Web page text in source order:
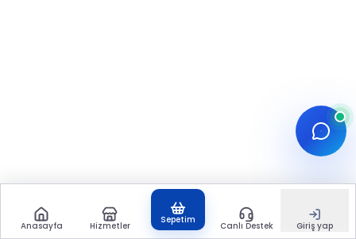
Anasayfa Hizmetler
Sepetim
Canlı Destek Giriş yap